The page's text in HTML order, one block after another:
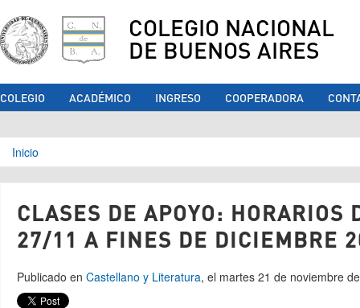
COLEGIO NACIONAL
DE BUENOS AIRES
COLEGIO ACADÉMICO INGRESO COOPERADORA
Se encuentra usted aquí
Inicio
CLASES DE APOYO: HORARIOS
27/11 A FINES DE DICIEMBRE
Publicado en Castellano y Literatura, el martes 21 de noviembre